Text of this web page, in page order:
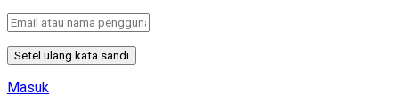
Masuk